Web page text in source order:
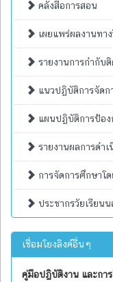
คลังสื่อการสอน
เผยแพร่ผลงานทา
รายงานการกำกับ
แนวปฏิบัติการจัดก
แผนปฏิบัติการป้อง
รายงานผลการดำ
การจัดการศึกษาโ
ประชากรวัยเรียน
เชื่อมโยงลิงค์อื่นๆ
คู่มือปฏิบัติงาน และกา